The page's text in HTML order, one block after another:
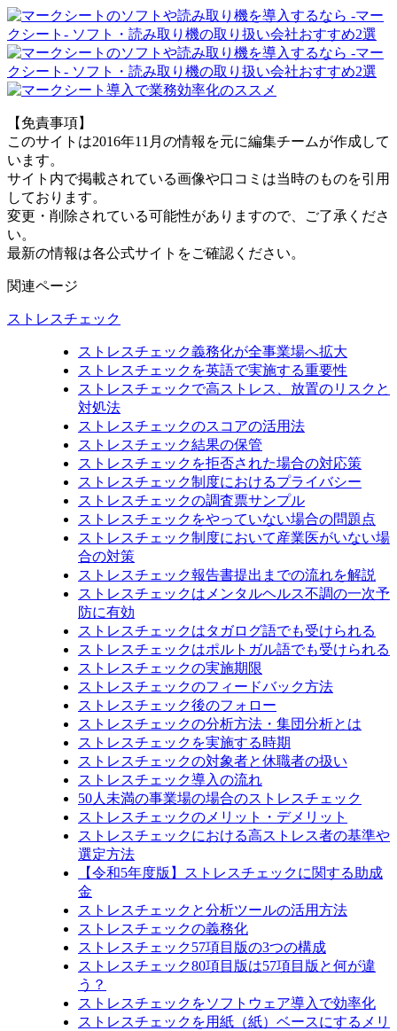
【免責事項】
このサイトは2016年11月の情報を元に編集チームが作成して
います。
サイト内で掲載されている画像や口コミは当時のものを引用
しております。
変更・削除されている可能性がありますので、ご了承くださ
い。
最新の情報は各公式サイトをご確認ください。
関連ページ
ストレスチェック
ストレスチェック義務化が全事業場へ拡大
ストレスチェックを英語で実施する重要性
ストレスチェックで高ストレス、放置のリスクと
対処法
ストレスチェックのスコアの活用法
ストレスチェック結果の保管
ストレスチェックを拒否された場合の対応策
ストレスチェック制度におけるプライバシー
ストレスチェックの調査票サンプル
ストレスチェックをやっていない場合の問題点
ストレスチェック制度において産業医がいない場
合の対策
ストレスチェック報告書提出までの流れを解説
ストレスチェックはメンタルヘルス不調の一次予
防に有効
ストレスチェックはタガログ語でも受けられる
ストレスチェックはポルトガル語でも受けられる
ストレスチェックの実施期限
ストレスチェックのフィードバック方法
ストレスチェック後のフォロー
ストレスチェックの分析方法・集団分析とは
ストレスチェックを実施する時期
ストレスチェックの対象者と休職者の扱い
ストレスチェック導入の流れ
50人未満の事業場の場合のストレスチェック
ストレスチェックのメリット・デメリット
ストレスチェックにおける高ストレス者の基準や
選定方法
【令和5年度版】ストレスチェックに関する助成
金
ストレスチェックと分析ツールの活用方法
ストレスチェックの義務化
ストレスチェック57項目版の3つの構成
ストレスチェック80項目版は57項目版と何が違
う？
ストレスチェックをソフトウェア導入で効率化
ストレスチェックを用紙（紙）ベースにするメリ